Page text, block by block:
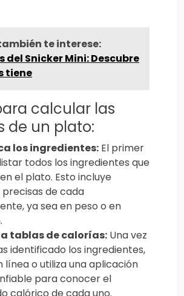
te interese:
del Snicker Mini: Descubre
tiene
calcular las
de un plato:
los ingredientes: El primer
todos los ingredientes que
el plato. Esto incluye
precisas de cada
ya sea en peso o en
tablas de calorías: Una vez
identificado los ingredientes,
línea o utiliza una aplicación
para conocer el